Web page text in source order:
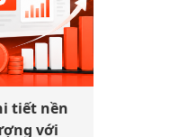
tiết nền
với